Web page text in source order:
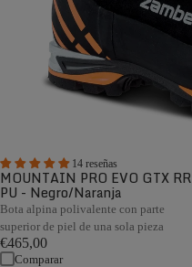
14 reseñas
MOUNTAIN PRO EVO GTX RR
PU - Negro/Naranja
Bota alpina polivalente con parte
superior de piel de una sola pieza
€465,00
Comparar